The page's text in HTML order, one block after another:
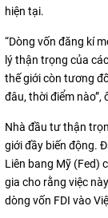
hiện tại.
“Dòng vốn đăng kí
lý thận trọng của
thế giới còn tương
đâu, thời điểm nào”,
Nhà đầu tư thận
giới đầy biến động.
Liên bang Mỹ (Fed)
gia cho rằng việc
dòng vốn FDI vào